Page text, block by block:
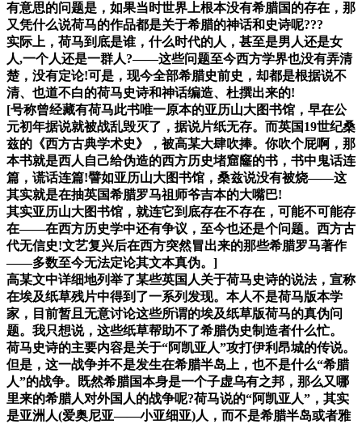
有意思的问题是，如果当时世界上根本没有希腊国的存在，那
又凭什么说荷马的作品都是关于希腊的神话和史诗呢???
实际上，荷马到底是谁，什么时代的人，甚至是男人还是女
人,一个人还是一群人?——这些问题至今西方学界也没有弄清
楚，没有定论!可是，现今全部希腊史前史，却都是根据说不
清、也道不白的荷马史诗和神话编造、杜撰出来的!
[号称曾经藏有荷马此书唯一原本的亚历山大图书馆，早在公
元初年据说就被战乱毁灭了，据说片纸无存。而英国19世纪桑
兹的《西方古典学术史》，被高某大肆吹捧。你吹个屁啊，那
本书就是西人自己给伪造的西方历史堵窟窿的书，书中鬼话连
篇，谎话连篇!譬如亚历山大图书馆，桑兹说没有被烧——这
其实就是在抽英国希腊罗马祖师爷吉本的大嘴巴!
其实亚历山大图书馆，就连它到底存在不存在，可能不可能存
在——在西方历史学中还有争议，至今也还是个问题。西方古
代无信史!文艺复兴后在西方突然冒出来的那些希腊罗马著作
——多数至今无法定论其文本真伪。]
高某文中详细地列举了某些英国人关于荷马史诗的说法，宣称
在埃及纸草残片中得到了一系列发现。本人不是荷马版本学
家，目前暂且无意讨论这些所谓的埃及纸草版荷马的真伪问
题。我只想说，这些纸草帮助不了希腊伪史制造者什么忙。
荷马史诗的主要内容是关于“阿凯亚人”攻打伊利昂城的传说。
但是，这一战争并不是发生在希腊半岛上，也不是什么“希腊
人”的战争。既然希腊国本身是一个子虚乌有之邦，那么又哪
里来的希腊人对外国人的战争呢?荷马说的“阿凯亚人”，其实
是亚洲人(爱奥尼亚——小亚细亚)人，而不是希腊半岛或者雅